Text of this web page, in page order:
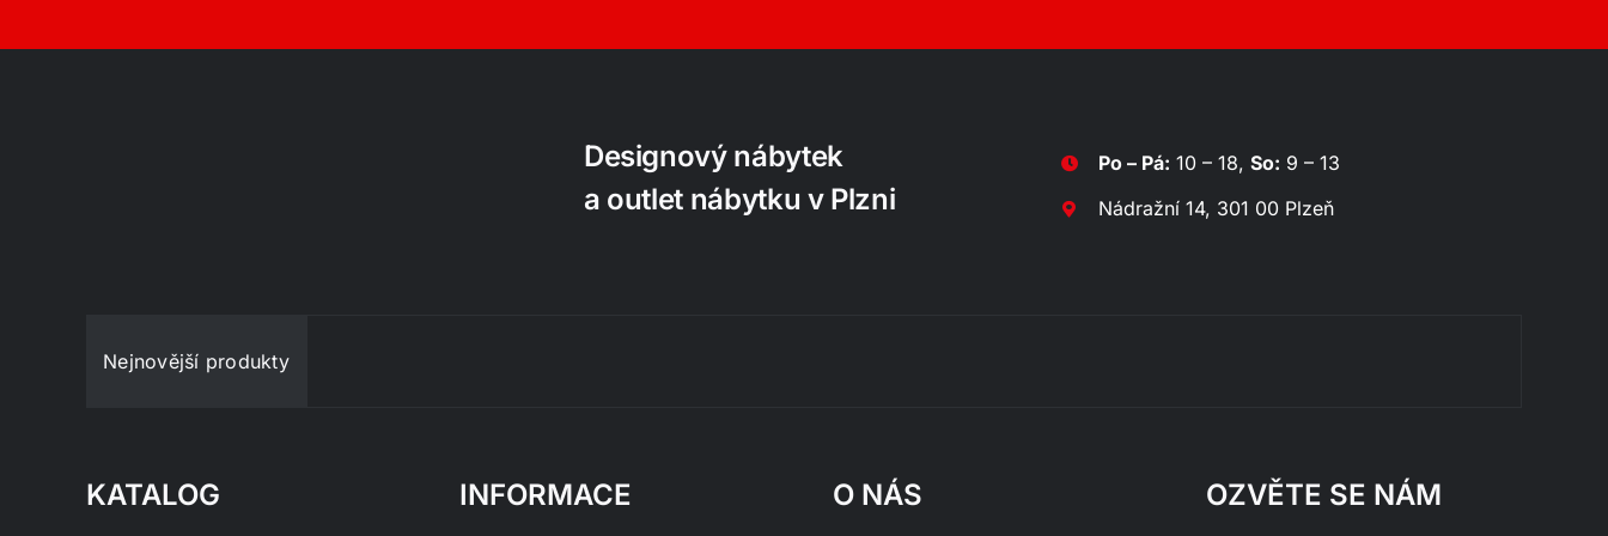
Designový nábytek
a outlet nábytku v Plzni
Po – Pá: 10 – 18,So: 9 – 13
Nádražní 14, 301 00 Plzeň
Nejnovější produkty
KATALOG INFORMACE O NÁS OZVĚTE SE NÁM